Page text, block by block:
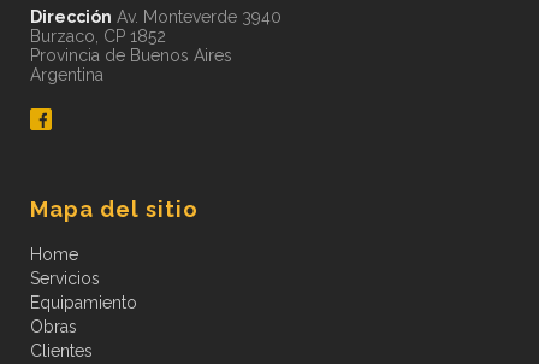
Dirección Av. Monteverde 3940
Burzaco, CP 1852
Provincia de Buenos Aires
Argentina
Mapa del sitio
Home
Servicios
Equipamiento
Obras
Clientes